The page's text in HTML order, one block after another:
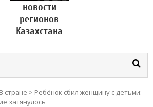
новости
регионов
Казахстана
В стране > Ребёнок сбил женщину с детьми:
затянулось